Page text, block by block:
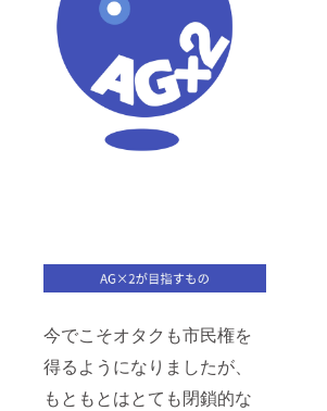
今でこそオタクも市民権を
得るようになりましたが、
もともとはとても閉鎖的な